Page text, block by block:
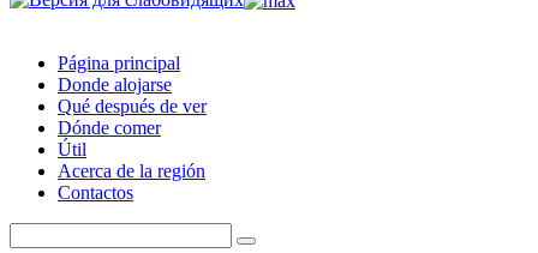
Página principal
Donde alojarse
Qué después de ver
Dónde comer
Útil
Acerca de la región
Contactos